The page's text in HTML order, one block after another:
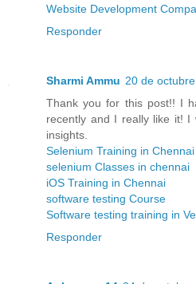
Website Development
Responder
Sharmi Ammu 20 de
Thank you for this post!! I
recently and I really like it! I
insights.
Selenium Training in Chennai
selenium Classes in chennai
iOS Training in Chennai
software testing Course
Software testing training in
Responder